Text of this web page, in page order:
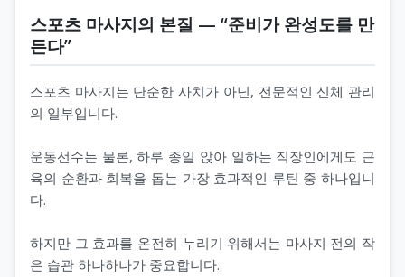
스포츠 마사지의 본질 — “준비가 완성도를 만
든다”
스포츠 마사지는 단순한 사치가 아닌, 전문적인 신체 관리
의 일부입니다.
운동선수는 물론, 하루 종일 앉아 일하는 직장인에게도 근
육의 순환과 회복을 돕는 가장 효과적인 루틴 중 하나입니
다.
하지만 그 효과를 온전히 누리기 위해서는 마사지 전의 작
은 습관 하나하나가 중요합니다.